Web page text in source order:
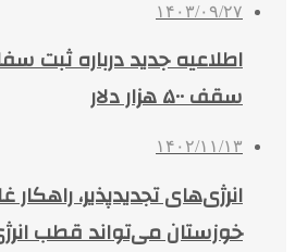
۱۴۰۳/۰۹/۲۷
اطلاعیه جدید درباره ثبت
سقف ۵۰۰ هزار دلار
۱۴۰۲/۱۱/۱۳
انرژی‌های تجدیدپذیر، راهکار
خوزستان می‌تواند قطب